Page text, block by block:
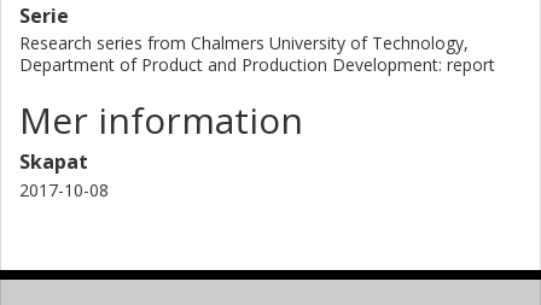
Serie
Research series from Chalmers University of Technology,
Department of Product and Production Development: report
Mer information
Skapat
2017-10-08